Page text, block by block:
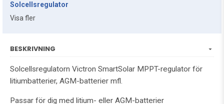
Solcellsregulator
Visa fler
BESKRIVNING
Solcellsregulatorn Victron SmartSolar MPPT-regulator för
litiumbatterier, AGM-batterier mfl.
Passar för dig med litium- eller AGM-batterier